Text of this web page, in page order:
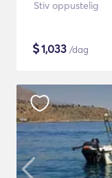
Stiv oppustelig
$1,033 /dag